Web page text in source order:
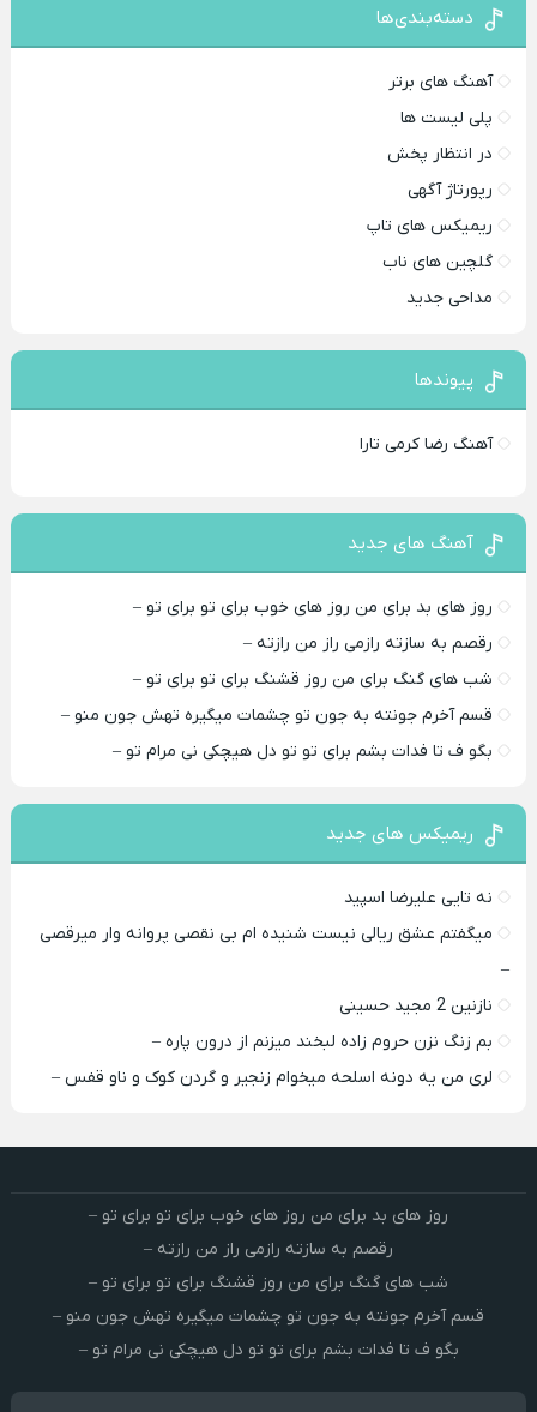
دسته‌بندی‌ها
آهنگ های برتر
پلی لیست ها
در انتظار پخش
رپورتاژ آگهی
ریمیکس های تاپ
گلچین های ناب
مداحی جدید
پیوندها
آهنگ رضا کرمی تارا
آهنگ های جدید
روز های بد برای من روز های خوب برای تو برای تو –
رقصم به سازته رازمی راز من رازته –
شب های گنگ برای من روز قشنگ برای تو برای تو –
قسم آخرم جونته به جون تو چشمات میگیره تهش جون منو –
بگو ف تا فدات بشم برای تو تو دل هیچکی نی مرام تو –
ریمیکس های جدید
نه تایی علیرضا اسپید
میگفتم عشق ریالی نیست شنیده ام بی نقصی پروانه وار میرقصی
–
نازنین 2 مجید حسینی
بم زنگ نزن حروم زاده لبخند میزنم از درون پاره –
لری من یه دونه اسلحه میخوام زﻧﺠﻴﺮ و ﮔﺮدن ﻛﻮک و ﻧﺎو ﻗﻔﺲ –
روز های بد برای من روز های خوب برای تو برای تو –
رقصم به سازته رازمی راز من رازته –
شب های گنگ برای من روز قشنگ برای تو برای تو –
قسم آخرم جونته به جون تو چشمات میگیره تهش جون منو –
بگو ف تا فدات بشم برای تو تو دل هیچکی نی مرام تو –